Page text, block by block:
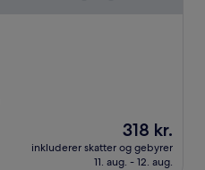
Prisen
er
318 kr.
318 kr.
inkluderer skatter og gebyrer
11. aug. - 12. aug.